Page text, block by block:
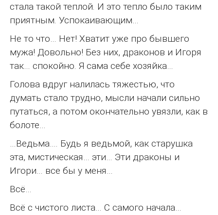
стала такой теплой. И это тепло было таким
приятным. Успокаивающим…
Не то что… Нет! Хватит уже про бывшего
мужа! Довольно! Без них, драконов и Игоря
так… спокойно. Я сама себе хозяйка…
Голова вдруг налилась тяжестью, что
думать стало трудно, мысли начали сильно
путаться, а потом окончательно увязли, как в
болоте…
…Ведьма…. Будь я ведьмой, как старушка
эта, мистическая… эти… Эти драконы и
Игори… все бы у меня…
Всё…
Всё с чистого листа… С самого начала…